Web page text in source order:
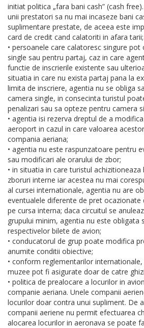
initiat politica „fara bani cash” (cash
unii prestatori sa nu mai incaseze bani
suplimentare prestate, de aceea este
card de credit cand calatoriti in afara tarii;
• persoanele care calatoresc singure
single sau pentru partaj, caz in care
functie de inscrierile existente sau
situatia in care nu exista partaj pana la
limita de inscriere, agentia nu se obliga
camera single, in consecinta turistul
penalizari sau sa opteze pentru camera
• agentia isi rezerva dreptul de a
aeroport in cazul in care valoarea
compania aeriana;
• agentia nu este raspunzatoare pentru
sau modificari ale orarului de zbor;
• in situatia in care turistul
zboruri interne iar acestea nu mai
al cursei internationale, agentia nu are
eventualele diferente de pret
pe cursa interna; daca circuitul se
grupului minim, agentia nu este obligata
respectivelor bilete de avion;
• conducatorul de grup poate modifica
anumite conditii obiective;
• conform reglementarilor
muzee pot fi asigurate doar de catre
• politica de prealocare a locurilor in
companie aeriana. Unele companii
locurilor doar contra unui supliment. De
companii aeriene nu permit efectuarea
alocarea locurilor in aeronava se poate